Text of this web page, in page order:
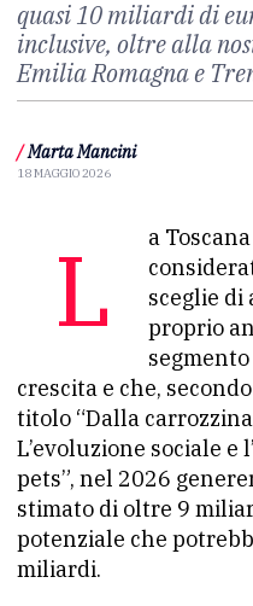
quasi 10 miliardi di
inclusive, oltre alla
Emilia Romagna e
/ Marta Mancini
18 MAGGIO 2026
La Toscana è tra le regioni italiane
sceglie di
proprio
crescita e che,
titolo “Dalla
L’evoluzione sociale
pets”, nel 2026
stimato di oltre 9
potenziale che
miliardi.